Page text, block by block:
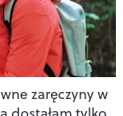
zaręczyny w